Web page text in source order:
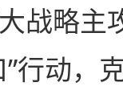
战略主
行动，